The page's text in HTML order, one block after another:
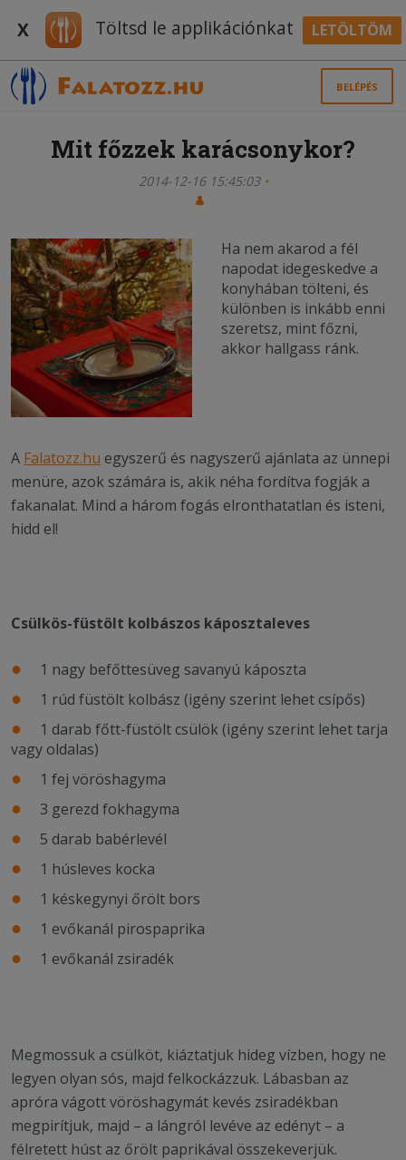
X Töltsd le applikációnkat LETÖLTÖM
BELÉPÉS
Mit főzzek karácsonykor?
2014-12-16 15:45:03
Ha nem akarod a fél
napodat idegeskedve a
konyhában tölteni, és
különben is inkább enni
szeretsz, mint főzni,
akkor hallgass ránk.
A Falatozz.hu egyszerű és nagyszerű ajánlata az ünnepi
menüre, azok számára is, akik néha fordítva fogják a
fakanalat. Mind a három fogás elronthatatlan és isteni,
hidd el!
Csülkös-füstölt kolbászos káposztaleves
1 nagy befőttesüveg savanyú káposzta
1 rúd füstölt kolbász (igény szerint lehet csípős)
1 darab főtt-füstölt csülök (igény szerint lehet tarja
vagy oldalas)
1 fej vöröshagyma
3 gerezd fokhagyma
5 darab babérlevél
1 húsleves kocka
1 késkegynyi őrölt bors
1 evőkanál pirospaprika
1 evőkanál zsiradék
Megmossuk a csülköt, kiáztatjuk hideg vízben, hogy ne
legyen olyan sós, majd felkockázzuk. Lábasban az
apróra vágott vöröshagymát kevés zsiradékban
megpirítjuk, majd – a lángról levéve az edényt – a
félretett húst az őrölt paprikával összekeverjük.